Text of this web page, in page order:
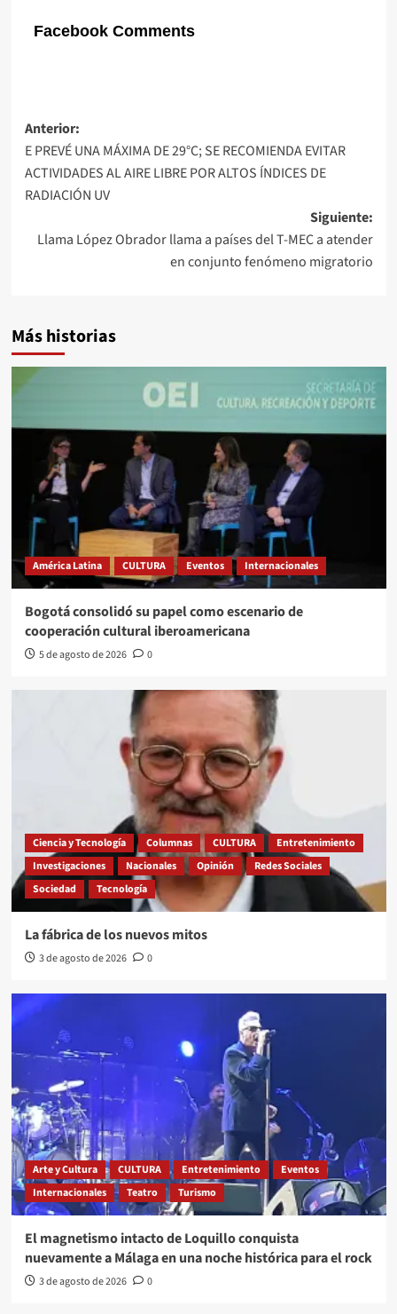
Facebook Comments
Navegación
de
entradas
Anterior:
E PREVÉ UNA MÁXIMA DE 29°C; SE RECOMIENDA EVITAR
ACTIVIDADES AL AIRE LIBRE POR ALTOS ÍNDICES DE
RADIACIÓN UV
Siguiente:
Llama López Obrador llama a países del T-MEC a atender
en conjunto fenómeno migratorio
Más historias
América Latina CULTURA Eventos Internacionales
Bogotá consolidó su papel como escenario de
cooperación cultural iberoamericana
5 de agosto de 2026 0
Ciencia y Tecnología Columnas CULTURA
Entretenimiento
Investigaciones
Nacionales Opinión
Redes Sociales
Sociedad
Tecnología
La fábrica de los nuevos mitos
3 de agosto de 2026 0
Arte y Cultura CULTURA Entretenimiento
Eventos
Internacionales
Teatro Turismo
El magnetismo intacto de Loquillo conquista
nuevamente a Málaga en una noche histórica para el rock
3 de agosto de 2026 0